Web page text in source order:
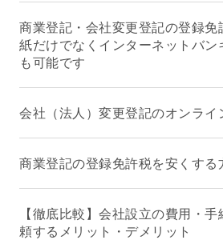
商業登記・会社変更登記の登録免
紙だけでなくインターネットバ
も可能です
会社（法人）変更登記のオンライ
商業登記の登録免許税を安くする
【徹底比較】会社設立の費用・
頼するメリット・デメリット